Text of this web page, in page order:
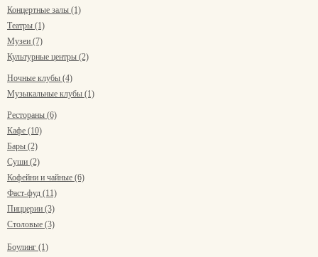
Концертные залы (1)
Театры (1)
Музеи (7)
Культурные центры (2)
Ночные клубы (4)
Музыкальные клубы (1)
Рестораны (6)
Кафе (10)
Бары (2)
Суши (2)
Кофейни и чайные (6)
Фаст-фуд (11)
Пиццерии (3)
Столовые (3)
Боулинг (1)